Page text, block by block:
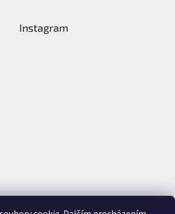
Instagram